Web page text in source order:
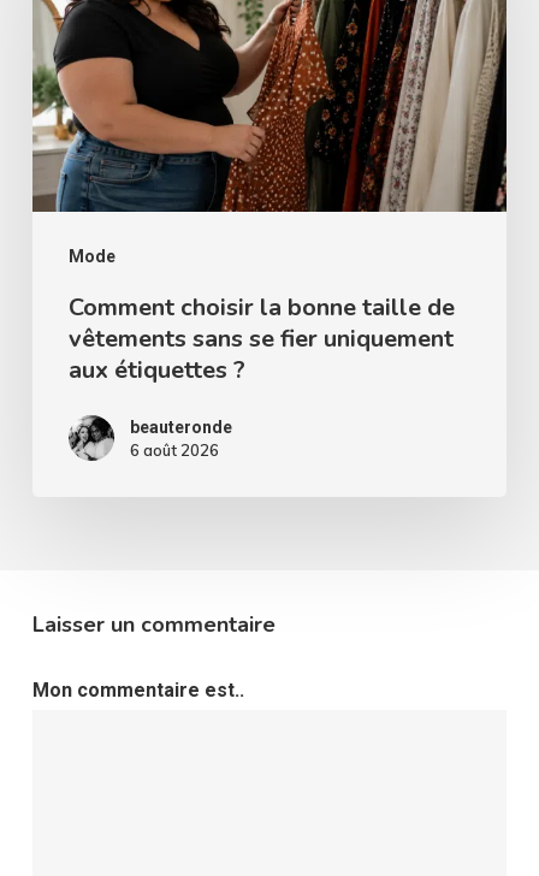
Mode
bonne
taille
de
vêtements
sans
se
uniquement
étiquettes
Comment choisir la bonne taille de
vêtements sans se fier uniquement
aux étiquettes ?
beauteronde
6 août 2026
Laisser un commentaire
Mon commentaire est..